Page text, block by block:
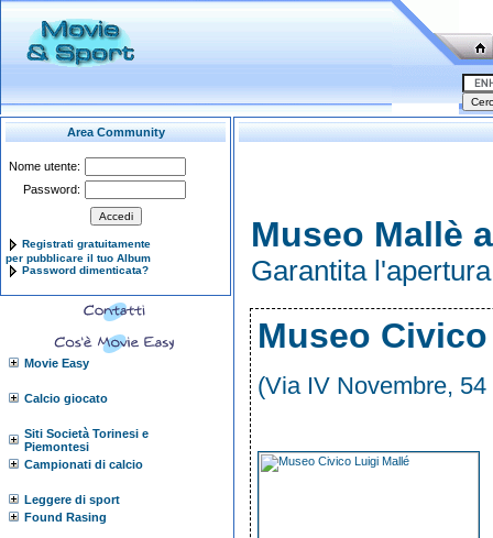
Area Community
Nome utente:
Password:
Registrati gratuitamente
per pubblicare il tuo Album
Password dimenticata?
Movie Easy
Calcio giocato
Siti Società Torinesi e
Piemontesi
Campionati di calcio
Leggere di sport
Found Rasing
Museo Mallè
Garantita
Museo
(Via IV Novembre,